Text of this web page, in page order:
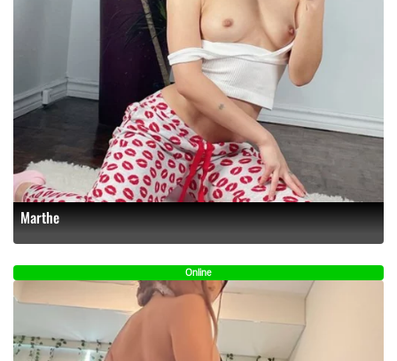
Marthe
Online